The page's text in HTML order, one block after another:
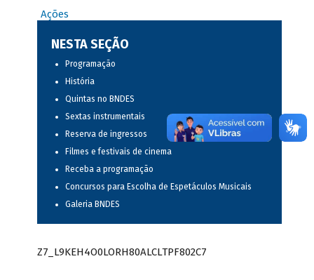
Ações
NESTA SEÇÃO
Programação
História
Quintas no BNDES
Sextas instrumentais
Reserva de ingressos
Filmes e festivais de cinema
Receba a programação
Concursos para Escolha de Espetáculos Musicais
Galeria BNDES
Z7_L9KEH4O0LORH80ALCLTPF802C7